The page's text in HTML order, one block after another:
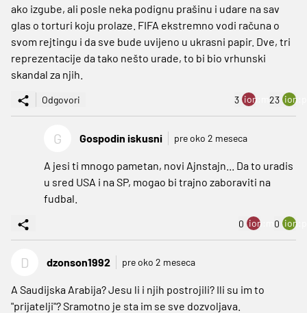
ako izgube, ali posle neka podignu prašinu i udare na sav
glas o torturi koju prolaze. FIFA ekstremno vodi računa o
svom rejtingu i da sve bude uvijeno u ukrasni papir. Dve, tri
reprezentacije da tako nešto urade, to bi bio vrhunski
skandal za njih.
Odgovori 3 ion:minus
23
G Gospodin iskusni pre oko 2 meseca
A jesi ti mnogo pametan, novi Ajnstajn... Da to uradis
u sred USA i na SP, mogao bi trajno zaboraviti na
fudbal.
0 ion:minus
0
D dzonson1992 pre oko 2 meseca
A Saudijska Arabija? Jesu li i njih postrojili? Ili su im to
"prijatelji"? Sramotno je sta im se sve dozvoljava.